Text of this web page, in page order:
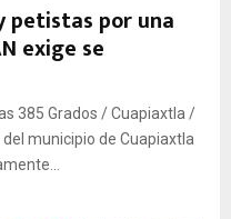
petistas por una
exige se
385 Grados / Cuapiaxtla /
municipio de Cuapiaxtla